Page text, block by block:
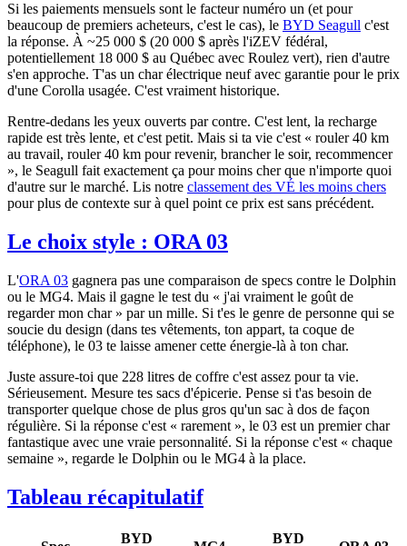
Si les paiements mensuels sont le facteur numéro un (et pour
beaucoup de premiers acheteurs, c'est le cas), le BYD Seagull c'est
la réponse. À ~25 000 $ (20 000 $ après l'iZEV fédéral,
potentiellement 18 000 $ au Québec avec Roulez vert), rien d'autre
s'en approche. T'as un char électrique neuf avec garantie pour le prix
d'une Corolla usagée. C'est vraiment historique.
Rentre-dedans les yeux ouverts par contre. C'est lent, la recharge
rapide est très lente, et c'est petit. Mais si ta vie c'est « rouler 40 km
au travail, rouler 40 km pour revenir, brancher le soir, recommencer
», le Seagull fait exactement ça pour moins cher que n'importe quoi
d'autre sur le marché. Lis notre classement des VÉ les moins chers
pour plus de contexte sur à quel point ce prix est sans précédent.
Le choix style : ORA 03
L'ORA 03 gagnera pas une comparaison de specs contre le Dolphin
ou le MG4. Mais il gagne le test du « j'ai vraiment le goût de
regarder mon char » par un mille. Si t'es le genre de personne qui se
soucie du design (dans tes vêtements, ton appart, ta coque de
téléphone), le 03 te laisse amener cette énergie-là à ton char.
Juste assure-toi que 228 litres de coffre c'est assez pour ta vie.
Sérieusement. Mesure tes sacs d'épicerie. Pense si t'as besoin de
transporter quelque chose de plus gros qu'un sac à dos de façon
régulière. Si la réponse c'est « rarement », le 03 est un premier char
fantastique avec une vraie personnalité. Si la réponse c'est « chaque
semaine », regarde le Dolphin ou le MG4 à la place.
Tableau récapitulatif
BYD
BYD